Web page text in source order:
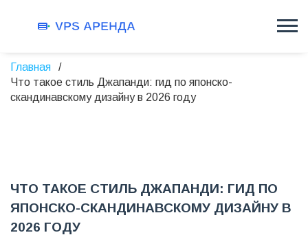
Главная
Что такое стиль Джапанди: гид по японско-
скандинавскому дизайну в 2026 году
ЧТО ТАКОЕ СТИЛЬ ДЖАПАНДИ: ГИД ПО
ЯПОНСКО-СКАНДИНАВСКОМУ ДИЗАЙНУ В
2026 ГОДУ